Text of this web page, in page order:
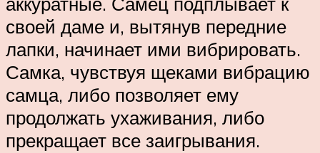
своей даме и, вытянув передние
лапки, начинает ими вибрировать.
Самка, чувствуя щеками вибрацию
самца, либо позволяет ему
продолжать ухаживания, либо
прекращает все заигрывания.